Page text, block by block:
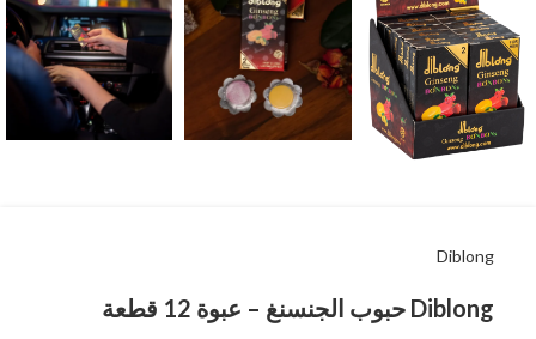
Diblong
Diblong حبوب الجنسنغ – عبوة 12 قطعة